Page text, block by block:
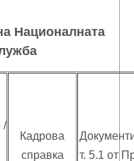
Националната
/
Кадрова
справка
т. 5.1 от